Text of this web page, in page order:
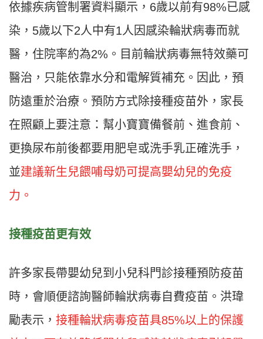
依據疾病管制署資料顯示， 6歲以前有98%已感
染， 5歲以下2人中有1人因感染輪狀病毒而就
醫，住院率約為2% 。目前輪狀病毒無特效藥可
醫治，只能依靠水分和電解質補充。因此，預
防遠重於治療。預防方式除接種疫苗外，家長
在照顧上要注意 ： 幫小寶寶備餐前、進食前、
更換尿布前後都要用肥皂或洗手乳正確洗手，
並建議新生兒餵哺母奶可提高嬰幼兒的免疫
力。
接種疫苗更有效
許多家長帶嬰幼兒到小兒科門診接種預防疫苗
時，會順便諮詢醫師輪狀病毒自費疫苗。洪瑋
勵表示， 接種輪狀病毒疫苗具85%以上的保護